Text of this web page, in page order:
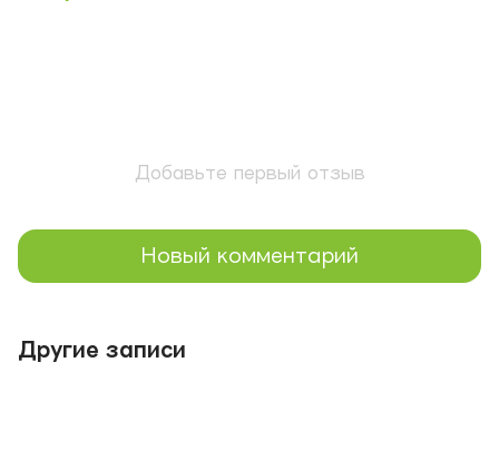
Добавьте первый отзыв
Новый комментарий
Другие записи